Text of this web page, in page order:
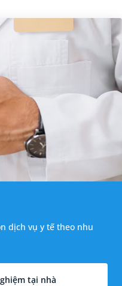
dịch vụ y tế theo nhu
tại nhà